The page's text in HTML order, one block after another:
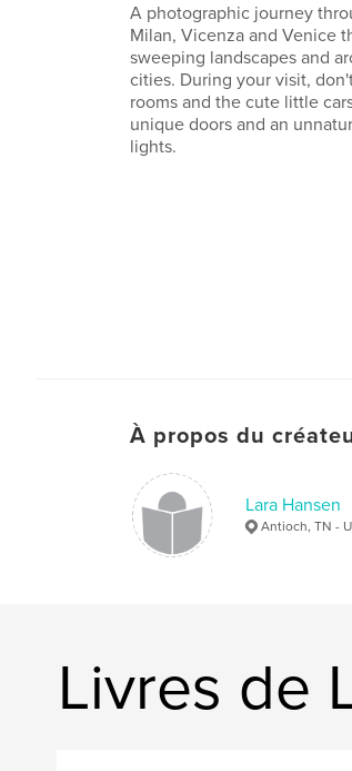
A photographic journey
Milan, Vicenza and Venice
sweeping landscapes and
cities. During your visit,
rooms and the cute little
unique doors and an
lights.
À propos du
Lara Hansen
Antioch, TN -
Livres de